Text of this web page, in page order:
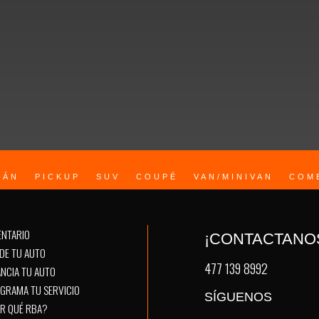
PICKUP SUV COUPÉ VAN/MINIVAN
TU AUTO
TU AUTO
TU SERVICIO
QUÉ RBA?
477 139 8992
SÍGUENOS